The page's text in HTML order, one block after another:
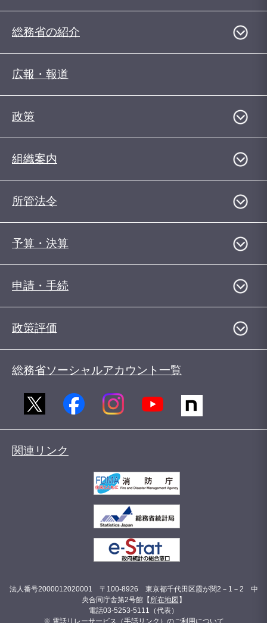
総務省の紹介
広報・報道
政策
組織案内
所管法令
予算・決算
申請・手続
政策評価
総務省ソーシャルアカウント一覧
関連リンク
法人番号2000012020001 〒100-8926 東京都千代田区霞が関2－1－2 中
央合同庁舎第2号館【 所在地図 】
電話03-5253-5111（代表）
※ 電話リレーサービス（手話リンク）のご利用について